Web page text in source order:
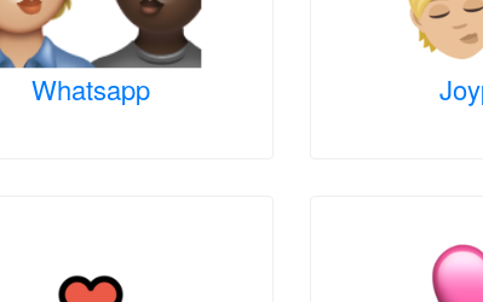
Whatsapp